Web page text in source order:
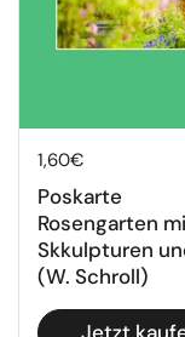
Regulärer Preis
1,60€
Poskarte
Rosengarten
Skkulpturen
(W. Schroll)